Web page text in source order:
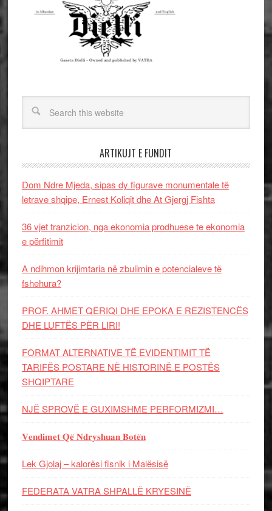
ARTIKUJT E FUNDIT
Dom Ndre Mjeda, sipas dy figurave monumentale të
letrave shqipe, Ernest Koliqit dhe At Gjergj Fishta
36 vjet tranzicion, nga ekonomia prodhuese te ekonomia
e përfitimit
A ndihmon krijimtaria në zbulimin e potencialeve të
fshehura?
PROF. AHMET QERIQI DHE EPOKA E REZISTENCЁS
DHE LUFTЁS PЁR LIRI!
FORMAT ALTERNATIVE TË EVIDENTIMIT TË
TARIFËS POSTARE NË HISTORINË E POSTËS
SHQIPTARE
NJË SPROVË E GUXIMSHME PERFORMIZMI…
𝐕𝐞𝐧𝐝𝐢𝐦𝐞𝐭 𝐐𝐞̈ 𝐍𝐝𝐫𝐲𝐬𝐡𝐮𝐚𝐧 𝐁𝐨𝐭𝐞̈𝐧
Lek Gjolaj – kalorësi fisnik i Malësisë
FEDERATA VATRA SHPALLË KRYESINË